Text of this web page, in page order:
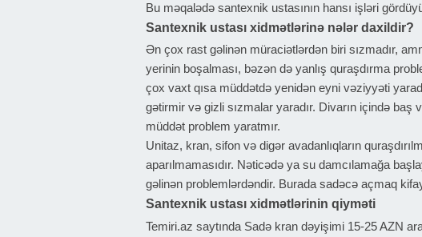
Bu məqalədə santexnik ustasının hansı işləri
Santexnik ustası xidmətlərinə nələr daxildir?
Ən çox rast gəlinən müraciətlərdən biri sızmadır,
yerinin boşalması, bəzən də yanlış quraşdırma
çox vaxt qısa müddətdə yenidən eyni vəziyyəti
gətirmir və gizli sızmalar yaradır. Divarın içində
müddət problem yaratmır.
Unitaz, kran, sifon və digər avadanlıqların
aparılmamasıdır. Nəticədə ya su damcılamağa
gəlinən problemlərdəndir. Burada sadəcə açmaq
Santexnik ustası xidmətlərinin qiyməti
Temiri.az saytında Sadə kran dəyişimi 15-25 AZN